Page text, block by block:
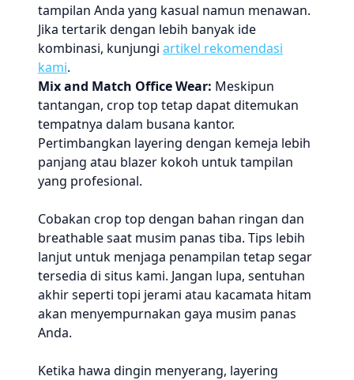
tampilan Anda yang kasual namun menawan.
Jika tertarik dengan lebih banyak ide
kombinasi, kunjungi artikel rekomendasi
kami.
Mix and Match Office Wear: Meskipun
tantangan, crop top tetap dapat ditemukan
tempatnya dalam busana kantor.
Pertimbangkan layering dengan kemeja lebih
panjang atau blazer kokoh untuk tampilan
yang profesional.
Cobakan crop top dengan bahan ringan dan
breathable saat musim panas tiba. Tips lebih
lanjut untuk menjaga penampilan tetap segar
tersedia di situs kami. Jangan lupa, sentuhan
akhir seperti topi jerami atau kacamata hitam
akan menyempurnakan gaya musim panas
Anda.
Ketika hawa dingin menyerang, layering